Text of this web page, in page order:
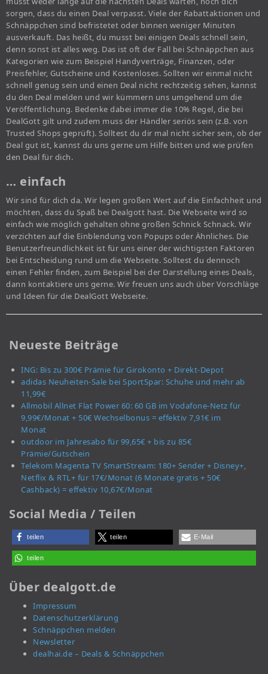
sorgen, dass du einen Deal verpasst. Viele der Rabattaktionen und
Schnäppchen sind befristetet oder binnen weniger Minuten
ausverkauft. Das heißt, du musst bei einigen Deals schnell sein,
denn sonst ist alles weg. Das ist oft der Fall bei Schnäppchen aus
Kategorien wie zum Beispiel Handyverträge, Finanzen, oder
Preisfehler, Gutscheine und Kostenloses. Sollten wir einmal nicht
schnell genug sein und einen Deal nicht rechtzeitig sehen, kannst
du den Deal melden und wir kümmern uns umgehend um die
Veröffentlichung. Bedenke dabei immer die 10% Regel, die bei
DealGott gilt und zudem muss der Händler seriös sein (z.B. von
Trusted Shops geprüft). Solltest du dir mal nicht sicher sein, ob der
Deal gut ist, kannst du uns gerne um Hilfe bitten und wie prüfen
den Deal für dich.
… einfach
Wir sind für dich da. Wir legen großen Wert auf die Einfachheit und
möchten, dass du Spaß bei Dealgott hast. Die Webseite wird so
einfach wie möglich gehalten ohne großen Schnick Schnack. Wir
verzichten auf die Einblendung von Popups oder Ähnliches. Die
Benutzerfreundlichkeit ist für uns einer der wichtigsten Faktoren
bei Entscheidung rund um die Webseite. Solltest du dennoch
einen Fehler finden, zum Beispiel bei der Darstellung eines Deals,
dann kontaktiere uns gerne. Wir freuen uns auch über Vorschläge
und Ideen für die DealGott Webseite.
Neueste Beiträge
ING: Bis zu 300€ Prämie für Girokonto + Direkt-Depot
adidas Neuheiten-Sale bei SportSpar: Schuhe und mehr ab
11,99€
Allmobil Allnet Flat Power 60: 60 GB im Vodafone-Netz für
9,99€/Monat + 50€ Wechselbonus = effektiv 7,91€ im
Monat
outdoor im Jahresabo für 99,65€ + bis zu 85€
Prämie/Gutschein
Telekom Magenta TV SmartStream: 180+ Sender + Disney+,
Netflix & RTL+ für 17€/Monat (6 Monate gratis + 50€
Cashback) = effektiv 10,67€/Monat
Social Media / Teilen
teilen teilen E-Mail
teilen
Über dealgott.de
Impressum
Datenschutzerklärung
Schnäppchen melden
Newsletter
dealhai.de – Deals & Schnäppchen